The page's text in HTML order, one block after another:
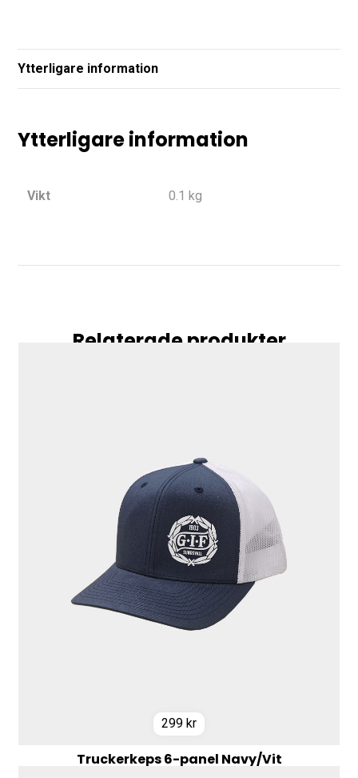
Ytterligare information
Ytterligare information
Vikt 0.1 kg
Relaterade produkter
299 kr
Truckerkeps 6-panel Navy/Vit